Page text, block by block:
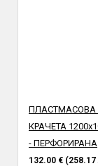
ПЛАСТМАСОВА
КРАЧЕТА
- ПЕРФОРИРАНА
132.00 € (258.17